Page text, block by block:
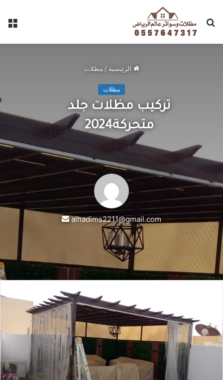
الرئيسية / مظلات
مظلات
تركيب مظلات جلد
متحركة2024
alhadims2211@gmail.com